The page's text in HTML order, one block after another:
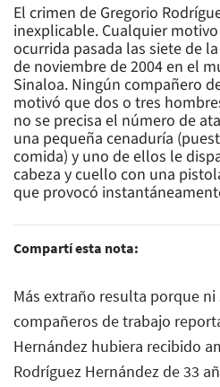
El crimen de Gregorio
inexplicable. Cualquier
ocurrida pasada las siete de
de noviembre de 2004 en el
Sinaloa. Ningún compañero
motivó que dos o tres
no se precisa el número de
una pequeña cenaduría
comida) y uno de ellos le
cabeza y cuello con una
que provocó
Compartí esta nota:
Más extraño resulta porque
compañeros de trabajo
Hernández hubiera recibido
Rodríguez Hernández de 33